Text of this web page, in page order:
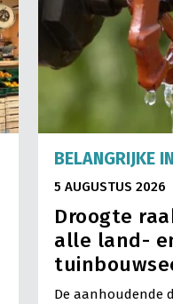
BELANGRIJKE
5 AUGUSTUS 2026
Droogte
alle land-
De aanhoudende